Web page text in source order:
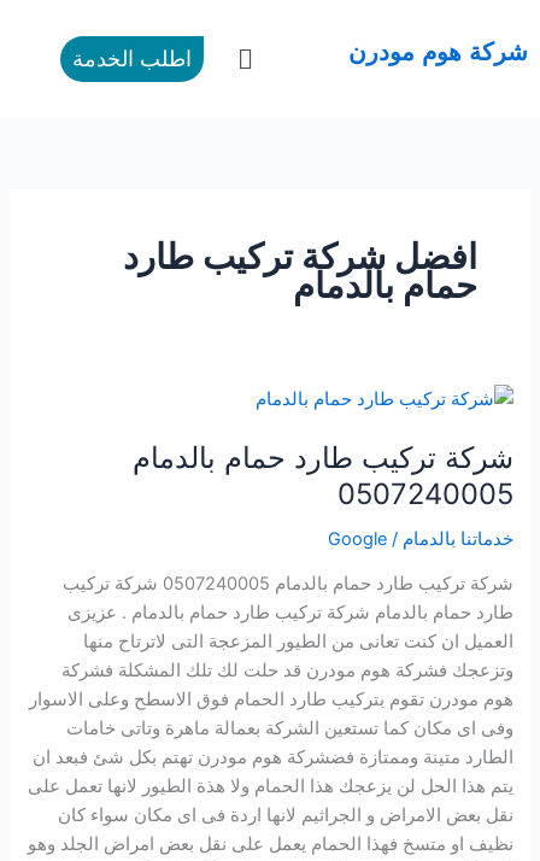
شركة هوم مودرن القائمة اطلب الخدمة
افضل شركة تركيب طارد
حمام بالدمام
شركة تركيب طارد حمام بالدمام
0507240005
خدماتنا بالدمام/
Google
شركة تركيب طارد حمام بالدمام 0507240005 شركة تركيب
طارد حمام بالدمام شركة تركيب طارد حمام بالدمام . عزيزى
العميل ان كنت تعانى من الطيور المزعجة التى لاترتاح منها
وتزعجك فشركة هوم مودرن قد حلت لك تلك المشكلة فشركة
هوم مودرن تقوم بتركيب طارد الحمام فوق الاسطح وعلى الاسوار
وفى اى مكان كما تستعين الشركة بعمالة ماهرة وتاتى خامات
الطارد متينة وممتازة فضشركة هوم مودرن تهتم بكل شئ فبعد ان
يتم هذا الحل لن يزعجك هذا الحمام ولا هذة الطيور لانها تعمل على
نقل بعض الامراض و الجراثيم لانها اردة فى اى مكان سواء كان
نظيف او متسخ فهذا الحمام يعمل على نقل بعض امراض الجلد وهو
شركة
طارد
حمام
بالدمام
0507240005